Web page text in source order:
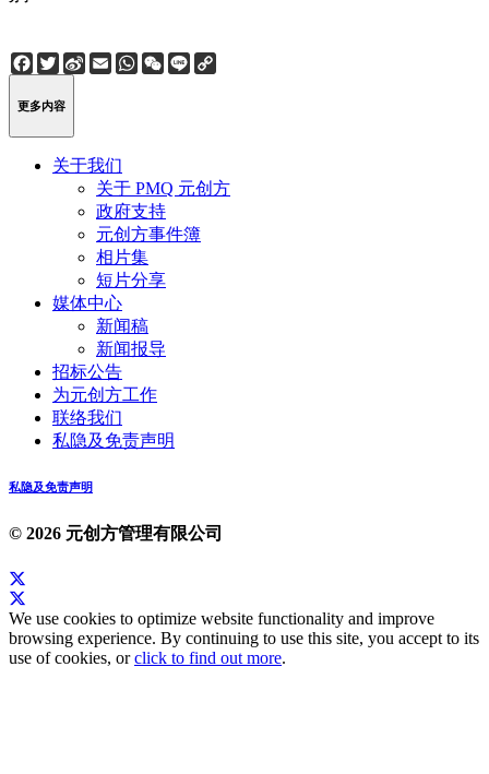
Facebook
Twitter
Sina
Weibo
EmailWhatsApp
WeChat
Line
更多内容
关于我们
关于 PMQ 元创方
政府支持
元创方事件簿
相片集
短片分享
媒体中心
新闻稿
新闻报导
招标公告
为元创方工作
联络我们
私隐及免责声明
私隐及免责声明
© 2026 元创方管理有限公司
We use cookies to optimize website functionality and improve
browsing experience. By continuing to use this site, you accept to its
use of cookies, orclick to find out more.